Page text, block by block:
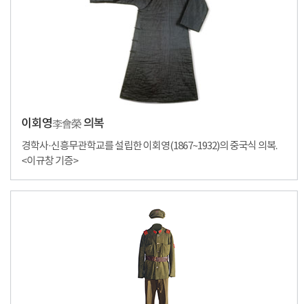
이회영李會榮의복
경학사·신흥무관학교를 설립한 이회영(1867~1932)의 중국식 의복.
<이규창 기증>